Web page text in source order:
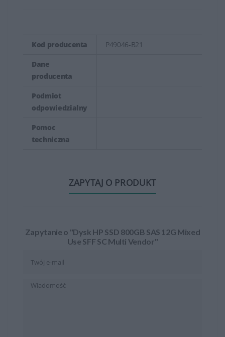
Kod producenta P49046-B21
Dane
producenta
Podmiot
odpowiedzialny
Pomoc
techniczna
ZAPYTAJ O PRODUKT
Zapytanie o "Dysk HP SSD 800GB SAS 12G Mixed
Use SFF SC Multi Vendor"